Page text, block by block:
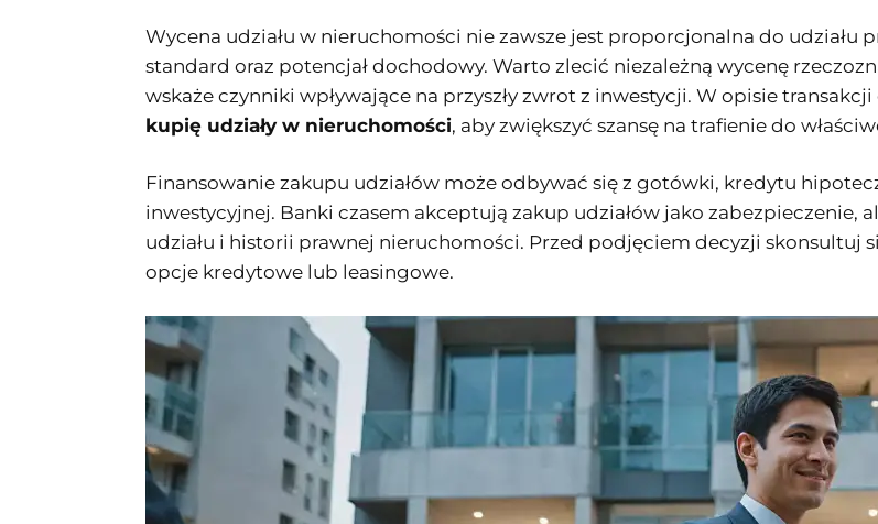
Wycena udziału w nieruchomości nie zawsze jest proporcjonalna do udziału
standard oraz potencjał dochodowy. Warto zlecić niezależną wycenę
wskaże czynniki wpływające na przyszły zwrot z inwestycji. W opisie
kupię udziały w nieruchomości, aby zwiększyć szansę na trafienie do
Finansowanie zakupu udziałów może odbywać się z gotówki, kredytu
inwestycyjnej. Banki czasem akceptują zakup udziałów jako zabezpieczenie,
udziału i historii prawnej nieruchomości. Przed podjęciem decyzji skonsultuj
opcje kredytowe lub leasingowe.